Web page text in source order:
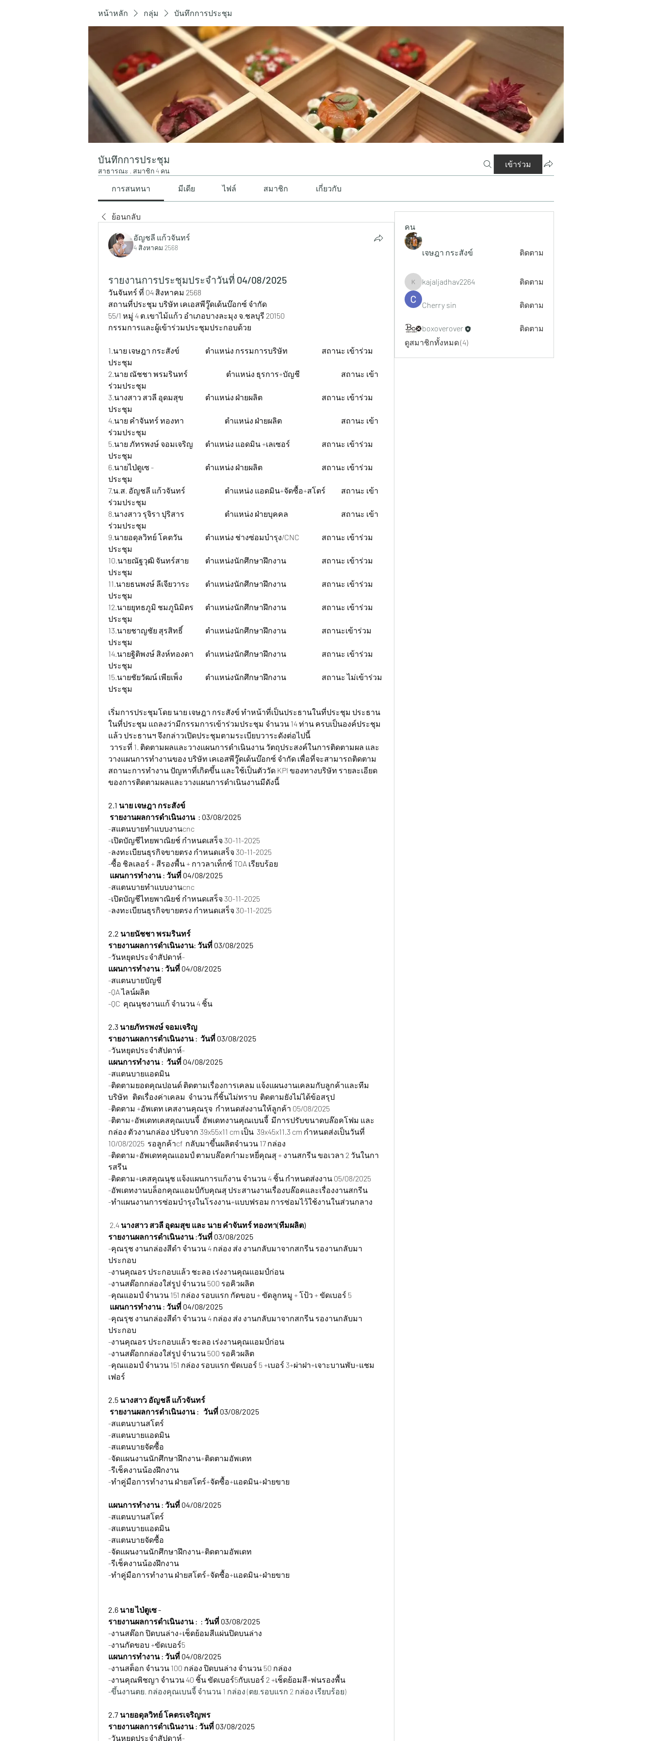
หน้าหลัก กลุ่ม บันทึกการประชุม
บันทึกการประชุม
สาธารณะ · สมาชิก 4 คน
เข้าร่วม
การสนทนา มีเดีย ไฟล์ สมาชิก เกี่ยวกับ
ย้อนกลับ
อัญชลี แก้วจันทร์
4 สิงหาคม 2568
รายงานการประชุมประจำวันที่ 04/08/2025
วันจันทร์ ที่ 04 สิงหาคม 2568
สถานที่ประชุม บริษัท เคเอสพีวู๊ดเด้นบ๊อกซ์ จำกัด
55/1 หมู่ 4 ต.เขาไม้แก้ว อำเภอบางละมุง จ.ชลบุรี 20150
กรรมการและผู้เข้าร่วมประชุมประกอบด้วย
1.นาย เจษฎา กระสังข์ 		ตำแหน่ง กรรมการบริษัท 		สถานะ เข้าร่วม
ประชุม
2.นาย ณัชชา พรมรินทร์		 ตำแหน่ง ธุรการ+บัญชี 			สถานะ เข้า
ร่วมประชุม
3.นางสาว สวลี อุดมสุข 		ตำแหน่ง ฝ่ายผลิต 			สถานะ เข้าร่วม
ประชุม
4.นาย คำจันทร์ ทองทา 		ตำแหน่ง ฝ่ายผลิต 			สถานะ เข้า
ร่วมประชุม
5.นาย ภัทรพงษ์ จอมเจริญ	ตำแหน่ง แอดมิน +เลเซอร์ 		สถานะ เข้าร่วม
ประชุม
6.นายไป่ดูเซ - 			ตำแหน่ง ฝ่ายผลิต 			สถานะ เข้าร่วม
ประชุม
7.น.ส. อัญชลี แก้วจันทร์ 		ตำแหน่ง แอดมิน+จัดซื้อ+สโตร์ 	สถานะ เข้า
ร่วมประชุม
8.นางสาว รุจิรา ปุริสาร 		ตำแหน่ง ฝ่ายบุคคล 			สถานะ เข้า
ร่วมประชุม
9.นายอดุลวิทย์ โคตวัน 		ตำแหน่ง ช่างซ่อมบำรุง/CNC 		สถานะ เข้าร่วม
ประชุม
10.นายณัฐวุฒิ จันทร์สาย 	ตำแหน่งนักศึกษาฝึกงาน 		สถานะ เข้าร่วม
ประชุม
11.นายธนพงษ์ ลีเจียวาระ 	ตำแหน่งนักศึกษาฝึกงาน 		สถานะ เข้าร่วม
ประชุม
12.นายยุทธภูมิ ชมภูนิมิตร 	ตำแหน่งนักศึกษาฝึกงาน 		สถานะ เข้าร่วม
ประชุม
13.นายชาญชัย สุรสิทธิ์ 		ตำแหน่งนักศึกษาฝึกงาน 		สถานะเข้าร่วม
ประชุม
14.นายฐิติพงษ์ สิงห์ทองดา 	ตำแหน่งนักศึกษาฝึกงาน 		สถานะ เข้าร่วม
ประชุม
15.นายชัยวัฒน์ เพียเพ็ง 		ตำแหน่งนักศึกษาฝึกงาน 		สถานะ ไม่เข้าร่วม
ประชุม
เริ่มการประชุมโดย นาย เจษฎา กระสังข์ ทำหน้าที่เป็นประธานในที่ประชุม ประธาน
ในที่ประชุม แถลงว่ามีกรรมการเข้าร่วมประชุม จำนวน 14 ท่าน ครบเป็นองค์ประชุม
แล้ว ประธานฯ จึงกล่าวเปิดประชุมตามระเบียบวาระดังต่อไปนี้
วาระที่ 1. ติดตามผลและวางแผนการดำเนินงาน วัตถุประสงค์ในการติดตามผล และ
วางแผนการทำงานของ บริษัท เคเอสพีวู๊ดเด้นบ๊อกซ์ จำกัด เพื่อที่จะสามารถติดตาม
สถานะการทำงาน ปัญหาที่เกิดขึ้น และใช้เป็นตัววัด KPI ของทางบริษัท รายละเอียด
ของการติดตามผลและวางแผนการดำเนินงานมีดังนี้
2.1 นาย เจษฎา กระสังข์
รายงานผลการดำเนินงาน  : 03/08/2025
-สแตนบายทำแบบงานcnc
-เปิดบัญชีไทยพาณิยช์ กำหนดเสร็จ 30-11-2025
-ลงทะเบียนธุรกิจขายตรง กำหนดเสร็จ 30-11-2025
-ซื้อ ชิลเลอร์ + สีรองพื้น + กาวลาเท็กซ์ TOA เรียบร้อย
แผนการทำงาน : วันที่ 04/08/2025
-สแตนบายทำแบบงานcnc
-เปิดบัญชีไทยพาณิยช์ กำหนดเสร็จ 30-11-2025
-ลงทะเบียนธุรกิจขายตรง กำหนดเสร็จ 30-11-2025
2.2 นายนัชชา พรมรินทร์
รายงานผลการดำเนินงาน: วันที่ 03/08/2025
-วันหยุดประจำสัปดาห์-
แผนการทำงาน : วันที่ 04/08/2025
-สแตนบายบัญชี
-QA ไลน์ผลิต
-QC  คุณนุชงานแก้ จำนวน 4 ชิ้น
2.3 นายภัทรพงษ์ จอมเจริญ
รายงานผลการดำเนินงาน :  วันที่ 03/08/2025
-วันหยุดประจำสัปดาห์-
แผนการทำงาน :  วันที่ 04/08/2025
-สแตนบายแอดมิน
-ติดตามยอดคุณปอนด์ ติดตามเรื่องการเคลม แจ้งแผนงานเคลมกับลูกค้าและทีม
บริษัท   ติดเรื่องค่าเคลม  จำนวน กี่ชิ้นไม่ทราบ  ติดตามยังไม่ได้ข้อสรุป
-ติดตาม +อัพเดท เคสงานคุณรุจ  กำหนดส่งงานให้ลูกค้า 05/08/2025
-ติตาม+อัพเดทเคสคุณเบนจี้  อัพเดทงานคุณเบนจี้  มีการปรับขนาดบล๊อคโฟม และ
กล่อง ตัวงานกล่อง ปรับจาก 39x55x11 cm เป็น  39x45x11.3 cm กำหนดส่งเป็นวันที่
10/08/2025  รอลูกค้าcf  กลับมาขึ้นผลิตจำนวน 17 กล่อง
-ติดตาม+อัพเดทคุณแอมป์ ตามบล๊อคกำมะหยี่คุณสุ + งานสกรีน ขอเวลา 2 วันในกา
รสรีน
-ติดตาม+เคสคุณนุช แจ้งแผนการแก้งาน จำนวน 4 ชิ้น กำหนดส่งงาน 05/08/2025
-อัพเดทงานบล็อกคุณแอมป์กับคุณสุ ประสานงานเรื่องบล๊อคและเรื่องงานสกรีน
-ทำแผนงานการซ่อมบำรุงในโรงงาน+แบบฟรอม การซ่อมไว้ใช้งานในส่วนกลาง
2.4 นางสาว สวลี อุดมสุข และ นาย คำจันทร์ ทองทา(ทีมผลิต)
รายงานผลการดำเนินงาน :วันที่ 03/08/2025
-คุณรุช งานกล่องสีดำ จำนวน 4 กล่อง ส่ง งานกลับมาจากสกรีน รองานกลับมา
ประกอบ
-งานคุณอร ประกอบแล้ว ชะลอ เร่งงานคุณแอมป์ก่อน
-งานสต๊อกกล่องใส่รูป จำนวน 500 รอคิวผลิต
-คุณแอมป์ จำนวน 151 กล่อง รอบแรก กัดขอบ + ขัดลูกหมู + โป้ว + ขัดเบอร์ 5
แผนการทำงาน : วันที่ 04/08/2025
-คุณรุช งานกล่องสีดำ จำนวน 4 กล่อง ส่ง งานกลับมาจากสกรีน รองานกลับมา
ประกอบ
-งานคุณอร ประกอบแล้ว ชะลอ เร่งงานคุณแอมป์ก่อน
-งานสต๊อกกล่องใส่รูป จำนวน 500 รอคิวผลิต
-คุณแอมป์ จำนวน 151 กล่อง รอบแรก ขัดเบอร์ 5 +เบอร์ 3+ผ่าฝา+เจาะบานพับ+แชม
เฟอร์
2.5 นางสาว อัญชลี แก้วจันทร์
รายงานผลการดำเนินงาน :   วันที่ 03/08/2025
-สแตนบานสโตร์
-สแตนบายแอดมิน
-สแตนบายจัดซื้อ
-จัดแผนงานนักศึกษาฝึกงาน+ติดตามอัพเดท
-รีเช็คงานน้องฝึกงาน
-ทำคู่มือการทำงาน ฝ่ายสโตร์+จัดซื้อ+แอดมิน+ฝ่ายขาย
แผนการทำงาน : วันที่ 04/08/2025
-สแตนบานสโตร์
-สแตนบายแอดมิน
-สแตนบายจัดซื้อ
-จัดแผนงานนักศึกษาฝึกงาน+ติดตามอัพเดท
-รีเช็คงานน้องฝึกงาน
-ทำคู่มือการทำงาน ฝ่ายสโตร์+จัดซื้อ+แอดมิน+ฝ่ายขาย
2.6 นาย ไป่ตูเซ -
รายงานผลการดำเนินงาน :  : วันที่ 03/08/2025
-งานสต๊อก ปิดบนล่าง+เช็ดย้อมสีแผ่นปิดบนล่าง
-งานกัดขอบ +ขัดเบอร์5
แผนการทำงาน : วันที่ 04/08/2025
-งานสต็อก จำนวน 100 กล่อง ปิดบนล่าง จำนวน 50 กล่อง
-งานคุณพิชญา จำนวน 40 ชิ้น ขัดเบอร์5กับเบอร์ 2 +เช็ดย้อมสี+พ่นรองพื้น
-ขึ้นงานตย. กล่องคุณเบนจี้ จำนวน 1 กล่อง (ตย.รอบแรก 2 กล่อง เรียบร้อย)
2.7 นายอดุลวิทย์ โคตรเจริญพร
รายงานผลการดำเนินงาน : วันที่ 03/08/2025
-วันหยุดประจำสัปดาห์-
คน
เจษฎา กระสังข์ ติดตาม
kajaljadhav2264
kajaljadhav2264 ติดตาม
Cherry sin ติดตาม
boxoverover
ติดตาม
ดูสมาชิกทั้งหมด (4)